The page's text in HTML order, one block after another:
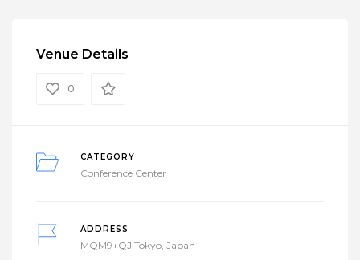
Venue Details
0
CATEGORY
Conference Center
ADDRESS
MQM9+QJ Tokyo, Japan